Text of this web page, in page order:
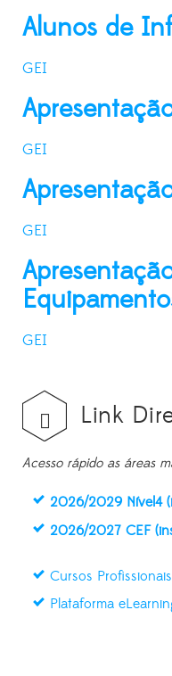
Alunos de
GEI
GEI
GEI
GEI
Link
Acesso rápido as áreas
2026/2029 Nível4
2026/2027 CEF
Cursos Profissionais
Plataforma